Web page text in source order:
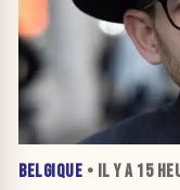
BELGIQUE • IL Y A 15